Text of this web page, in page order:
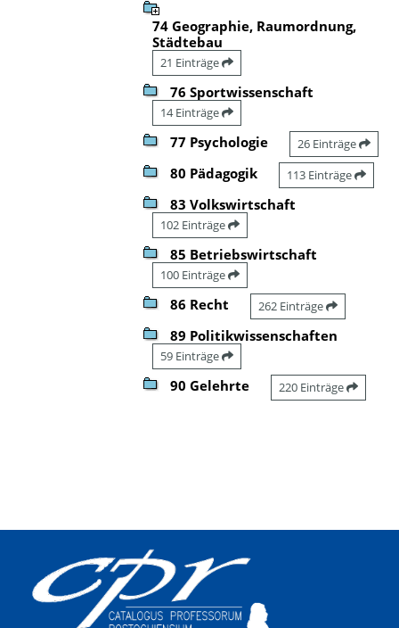
74 Geographie, Raumordnung,
Städtebau
21 Einträge
76 Sportwissenschaft
14 Einträge
77 Psychologie 26 Einträge
80 Pädagogik 113 Einträge
83 Volkswirtschaft
102 Einträge
85 Betriebswirtschaft
100 Einträge
86 Recht 262 Einträge
89 Politikwissenschaften
59 Einträge
90 Gelehrte 220 Einträge